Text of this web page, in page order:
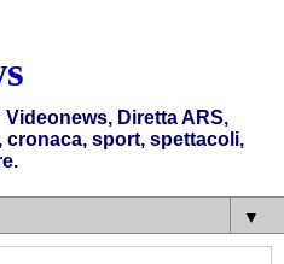
Diretta ARS,
sport, spettacoli,
▼